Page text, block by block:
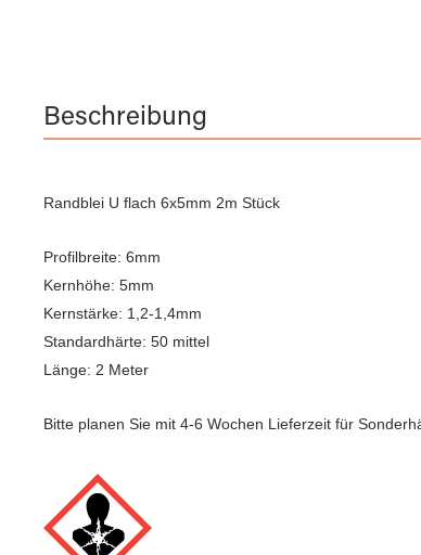
Beschreibung
Randblei U flach 6x5mm 2m Stück
Profilbreite: 6mm
Kernhöhe: 5mm
Kernstärke: 1,2-1,4mm
Standardhärte: 50 mittel
Länge: 2 Meter
Bitte planen Sie mit 4-6 Wochen Lieferzeit für